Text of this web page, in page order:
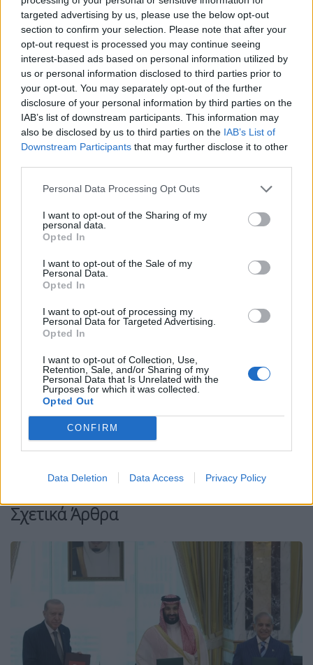
targeted advertising by us, please use the below opt-out
section to confirm your selection. Please note that after your
opt-out request is processed you may continue seeing
interest-based ads based on personal information utilized by
us or personal information disclosed to third parties prior to
your opt-out. You may separately opt-out of the further
disclosure of your personal information by third parties on the
IAB’s list of downstream participants. This information may
also be disclosed by us to third parties on the IAB’s List of
Downstream Participants that may further disclose it to other
Personal Data Processing Opt Outs
I want to opt-out of the Sharing of my
personal data.
Opted In
I want to opt-out of the Sale of my
Personal Data.
Opted In
I want to opt-out of processing my
Personal Data for Targeted Advertising.
Opted In
I want to opt-out of Collection, Use,
Retention, Sale, and/or Sharing of my
Personal Data that Is Unrelated with the
Purposes for which it was collected.
Opted Out
CONFIRM
Data Deletion Data Access Privacy Policy
Facebook Share on X Bluesky
Email
Tags: διαπραγματεύσεις
Πακιστάν συμφωνία
Σχετικά Άρθρα